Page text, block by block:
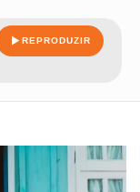
REPRODUZIR